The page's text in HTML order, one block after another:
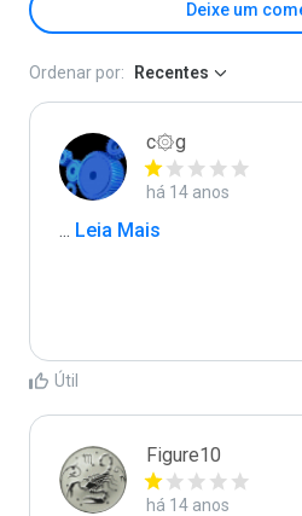
Deixe um
Ordenar por: Recentes
c۞g
há 14 anos
... Leia Mais
Útil
Figure10
há 14 anos